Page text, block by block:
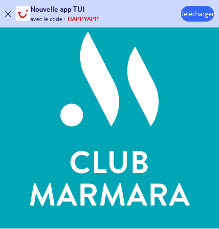
Nouvelle app TUI
30€ offerts*sur votrevoyage !
avec le code :HAPPYAPP
Télécharger
Hôtels & Clubs